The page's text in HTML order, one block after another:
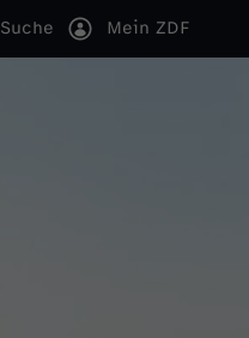
Suche Mein ZDF